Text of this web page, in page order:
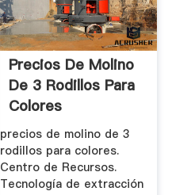
Precios De Molino
De 3 Rodillos Para
Colores
precios de molino de 3
rodillos para colores.
Centro de Recursos.
Tecnología de extracción